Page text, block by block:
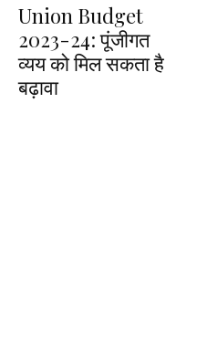
Union Budget
2023-24: पूंजीगत
व्यय को मिल सकता है
बढ़ावा